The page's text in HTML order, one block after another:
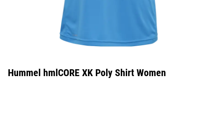
Hummel hmlCORE XK Poly Shirt Women